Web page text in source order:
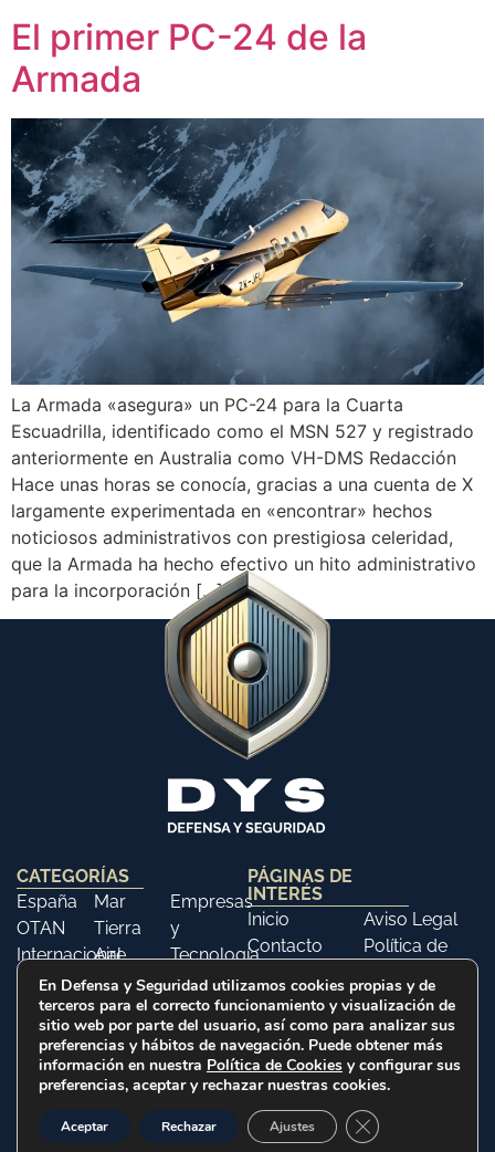
El primer PC-24 de la
Armada
La Armada «asegura» un PC-24 para la Cuarta
Escuadrilla, identificado como el MSN 527 y registrado
anteriormente en Australia como VH-DMS Redacción
Hace unas horas se conocía, gracias a una cuenta de X
largamente experimentada en «encontrar» hechos
noticiosos administrativos con prestigiosa celeridad,
que la Armada ha hecho efectivo un hito administrativo
para la incorporación […]
CATEGORÍAS
España
OTAN
Internacional
Opinión
Mar
Tierra
Aire
Libros
Empresas
y
Tecnología
Ferias y
Eventos
Historia
PÁGINAS DE
INTERÉS
Inicio
Contacto
Aviso Legal
Política de
Política de
Cookies
2025 © Defensa y Seguridad. Todos los derechos
reservados
En Defensa y Seguridad utilizamos cookies propias y de
terceros para el correcto funcionamiento y visualización de
sitio web por parte del usuario, así como para analizar sus
preferencias y hábitos de navegación. Puede obtener más
información en nuestra Política de Cookies y configurar sus
preferencias, aceptar y rechazar nuestras cookies.
Aceptar Rechazar Ajustes Cerrar el banner